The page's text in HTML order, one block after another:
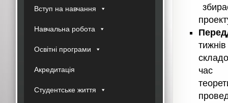
Вступ на навчання
Навчальна робота
Освітні програми
Акредитація
Студентське життя
час